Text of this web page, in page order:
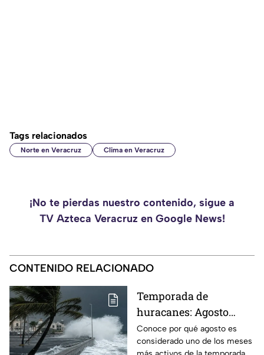
Tags relacionados
Norte en Veracruz Clima en Veracruz
¡No te pierdas nuestro contenido, sigue a
TV Azteca Veracruz en Google News!
CONTENIDO RELACIONADO
Temporada de
huracanes: Agosto
podría ser el mes más
peligroso para
Conoce por qué agosto es
considerado uno de los meses